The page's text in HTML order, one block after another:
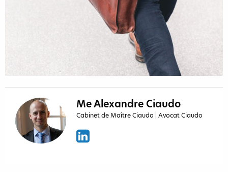
Me Alexandre Ciaudo
Cabinet de Maître Ciaudo | Avocat Ciaudo